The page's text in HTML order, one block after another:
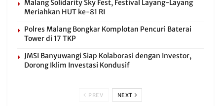
Malang Solidarity Sky Fest, Festival Layang-Layang
Meriahkan HUT ke-81 RI
Polres Malang Bongkar Komplotan Pencuri Baterai
Tower di 17 TKP
JMSI Banyuwangi Siap Kolaborasi dengan Investor,
Dorong Iklim Investasi Kondusif
PREV NEXT